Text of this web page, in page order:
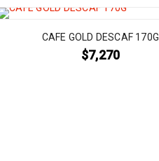
CAFE GOLD DESCAF 170G
$7,270